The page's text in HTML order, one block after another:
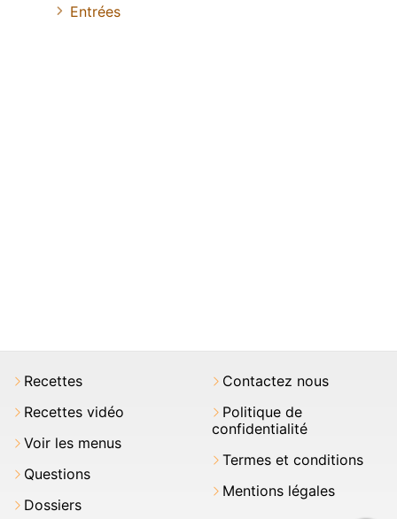
Entrées
Recettes
Recettes vidéo
Voir les menus
Questions
Dossiers
Contactez nous
Politique de
confidentialité
Termes et conditions
Mentions légales